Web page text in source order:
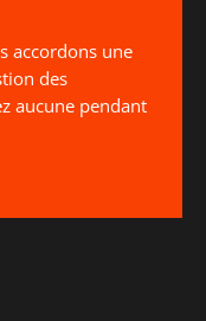
accordons une
des
aucune pendant